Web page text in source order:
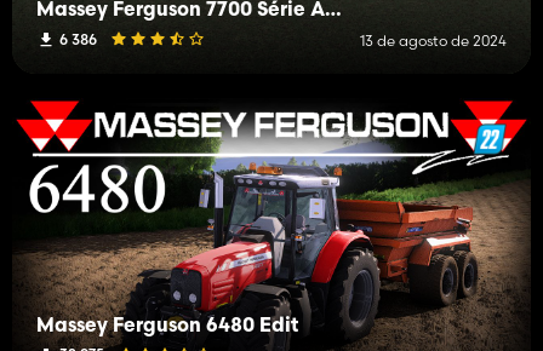
Massey Ferguson 7700 Série América do Sul
6 386 13 de agosto de 2024
Massey Ferguson 6480 Edit